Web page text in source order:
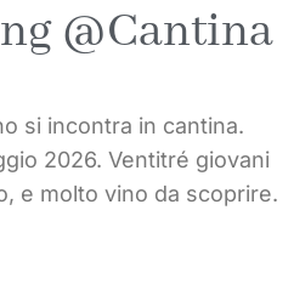
@Cantina
si incontra in cantina.
2026. Ventitré giovani
e molto vino da scoprire.